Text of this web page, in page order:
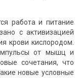
работа и питание
с активизацией
крови кислородом.
от мышц и
сочетания, что
новые условные